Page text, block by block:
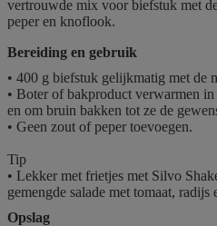
vertrouwde mix voor biefstuk met
peper en knoflook.
Bereiding en gebruik
• 400 g biefstuk gelijkmatig met de
• Boter of bakproduct verwarmen
en om bruin bakken tot ze de
• Geen zout of peper toevoegen.
Tip
• Lekker met frietjes met Silvo
gemengde salade met tomaat, radijs
Opslag